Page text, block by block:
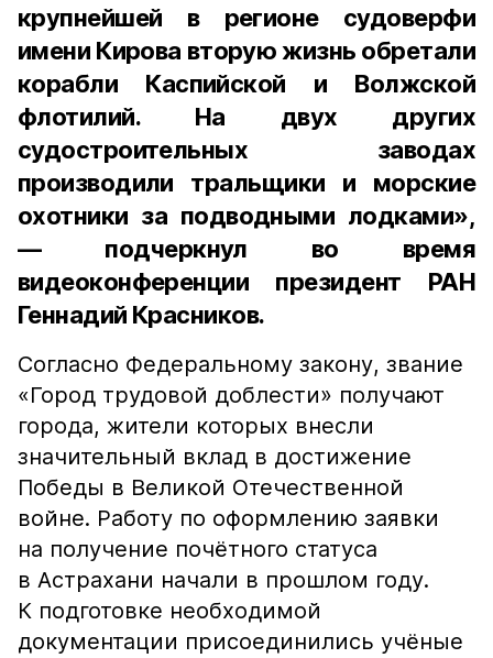
крупнейшей в регионе судоверфи
имени Кирова вторую жизнь обретали
корабли Каспийской и Волжской
флотилий. На двух других
судостроительных заводах
производили тральщики и морские
охотники за подводными лодками»,
— подчеркнул во время
видеоконференции президент РАН
Геннадий Красников.
Согласно Федеральному закону, звание
«Город трудовой доблести» получают
города, жители которых внесли
значительный вклад в достижение
Победы в Великой Отечественной
войне. Работу по оформлению заявки
на получение почётного статуса
в Астрахани начали в прошлом году.
К подготовке необходимой
документации присоединились учёные